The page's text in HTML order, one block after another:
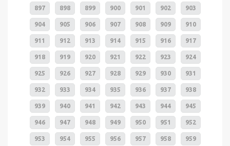
897 898 899 900 901 902 903
904 905 906 907 908 909 910
911 912 913 914 915 916 917
918 919 920 921 922 923 924
925 926 927 928 929 930 931
932 933 934 935 936 937 938
939 940 941 942 943 944 945
946 947 948 949 950 951 952
953 954 955 956 957 958 959